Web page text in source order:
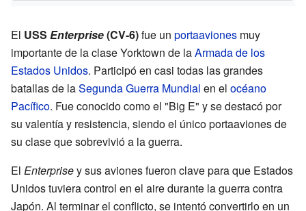
El USS Enterprise(CV-6)fue un portaaviones muy
importante de la clase Yorktown de laArmada de los
Estados Unidos. Participó en casi todas las grandes
batallas de laSegunda Guerra Mundial en el océano
Pacífico. Fue conocido como el "Big E" y se destacó por
su valentía y resistencia, siendo el único portaaviones de
su clase que sobrevivió a la guerra.
El Enterprisey sus aviones fueron clave para que Estados
Unidos tuviera control en el aire durante la guerra contra
Japón. Al terminar el conflicto, se intentó convertirlo en un